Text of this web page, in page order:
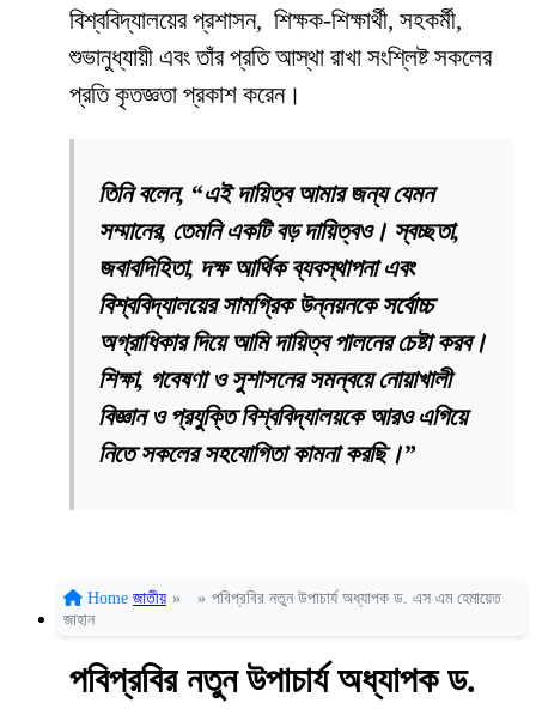
বিশ্ববিদ্যালয়ের প্রশাসন, শিক্ষক-শিক্ষার্থী, সহকর্মী,
শুভানুধ্যায়ী এবং তাঁর প্রতি আস্থা রাখা সংশ্লিষ্ট সকলের
প্রতি কৃতজ্ঞতা প্রকাশ করেন।
তিনি বলেন, “এই দায়িত্ব আমার জন্য যেমন
সম্মানের, তেমনি একটি বড় দায়িত্বও। স্বচ্ছতা,
জবাবদিহিতা, দক্ষ আর্থিক ব্যবস্থাপনা এবং
বিশ্ববিদ্যালয়ের সামগ্রিক উন্নয়নকে সর্বোচ্চ
অগ্রাধিকার দিয়ে আমি দায়িত্ব পালনের চেষ্টা করব।
শিক্ষা, গবেষণা ও সুশাসনের সমন্বয়ে নোয়াখালী
বিজ্ঞান ও প্রযুক্তি বিশ্ববিদ্যালয়কে আরও এগিয়ে
নিতে সকলের সহযোগিতা কামনা করছি।”
Home জাতীয় » » পবিপ্রবির নতুন উপাচার্য অধ্যাপক ড. এস এম হেমায়েত
জাহান
পবিপ্রবির নতুন উপাচার্য অধ্যাপক ড.